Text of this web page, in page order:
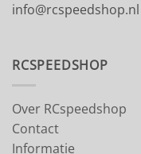
info@rcspeedshop.nl
RCSPEEDSHOP
Over RCspeedshop
Contact
Informatie